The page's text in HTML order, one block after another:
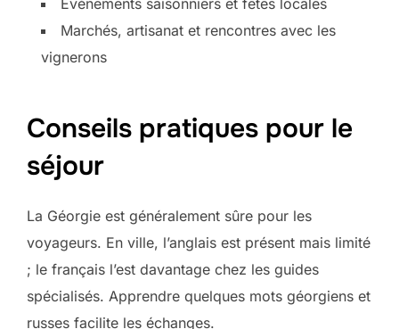
Événements saisonniers et fêtes locales
Marchés, artisanat et rencontres avec les
vignerons
Conseils pratiques pour le
séjour
La Géorgie est généralement sûre pour les
voyageurs. En ville, l’anglais est présent mais limité
; le français l’est davantage chez les guides
spécialisés. Apprendre quelques mots géorgiens et
russes facilite les échanges.